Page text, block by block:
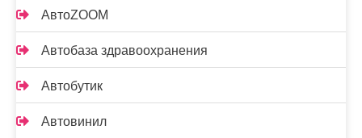
АвтоZOOM
Автобаза здравоохранения
Автобутик
Автовинил